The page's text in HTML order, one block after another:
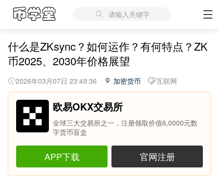
请输入关键字
什么是ZKsync？如何运作？有何特点？ZK
币2025、2030年价格展望
2026年03月07日 23:49:36 加密货币 互联网
欧易OKX交易所
全球三大交易所之一，注册领取价值6,0000元数
字货币盲盒
APP下载 官网注册